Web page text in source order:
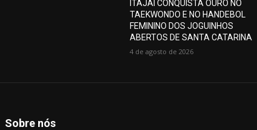
ITAJAÍ CONQUISTA OURO NO
TAEKWONDO E NO HANDEBOL
FEMININO DOS JOGUINHOS
ABERTOS DE SANTA CATARINA
4 de agosto de 2026
Sobre nós